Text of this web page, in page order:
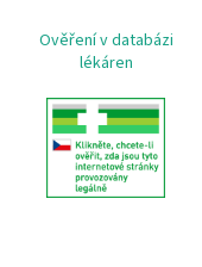
Ověření v databázi
lékáren